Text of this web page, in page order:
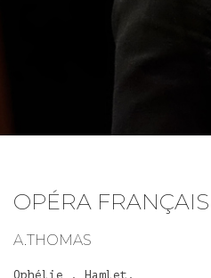
OPÉRA FRANÇAIS
A.THOMAS
Ophélie , Hamlet,